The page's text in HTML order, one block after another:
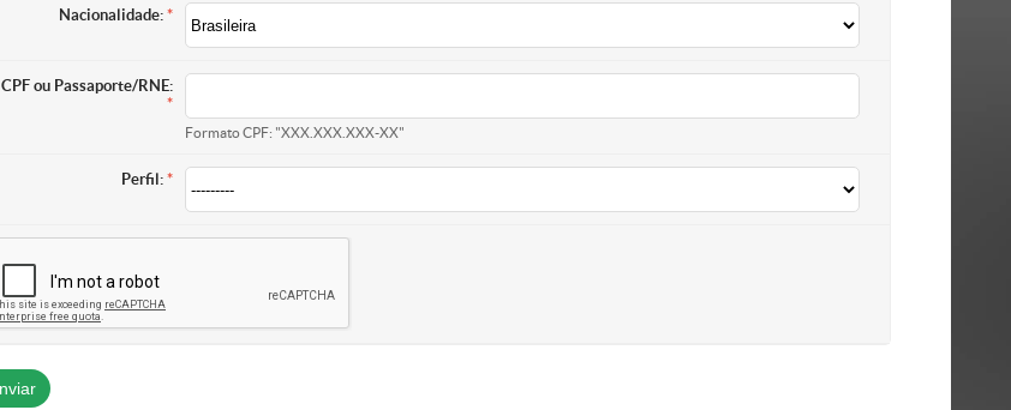
Nacionalidade:
CPF ou Passaporte/RNE:
Formato CPF: "XXX.XXX.XXX-XX"
Perfil: